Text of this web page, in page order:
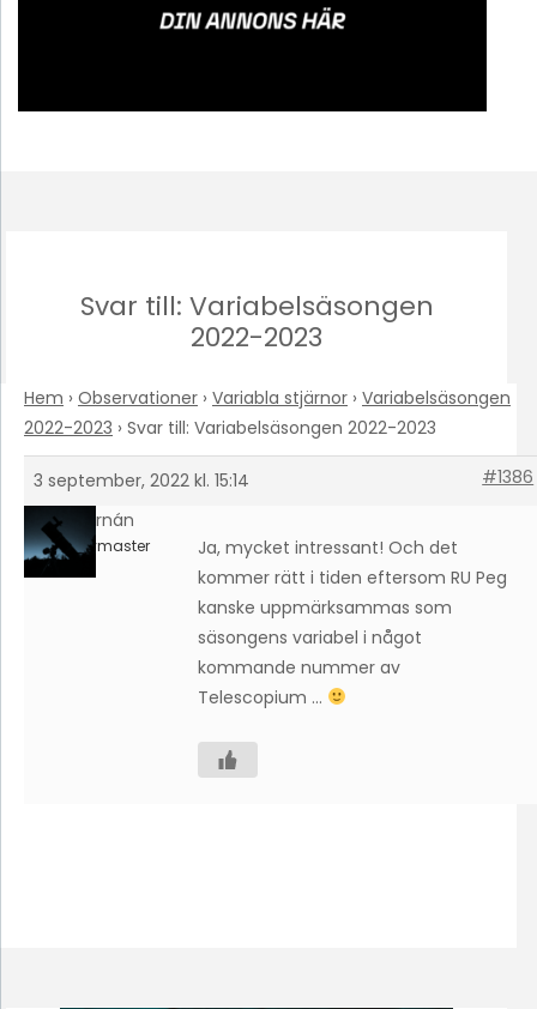
Svar till: Variabelsäsongen
2022-2023
Hem › Observationer › Variabla stjärnor › Variabelsäsongen
2022-2023 › Svar till: Variabelsäsongen 2022-2023
3 september, 2022 kl. 15:14
#1386
Hernán
Keymaster
Ja, mycket intressant! Och det
kommer rätt i tiden eftersom RU Peg
kanske uppmärksammas som
säsongens variabel i något
kommande nummer av
Telescopium …